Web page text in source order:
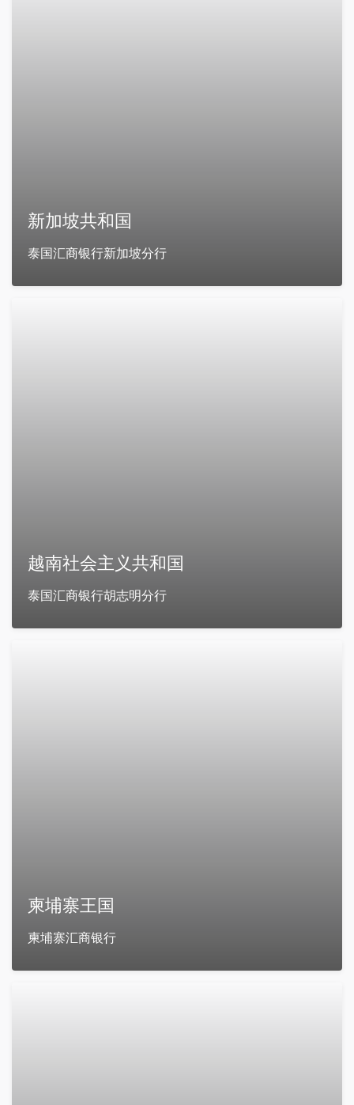
新加坡共和国
泰国汇商银行新加坡分行
越南社会主义共和国
泰国汇商银行胡志明分行
柬埔寨王国
柬埔寨汇商银行